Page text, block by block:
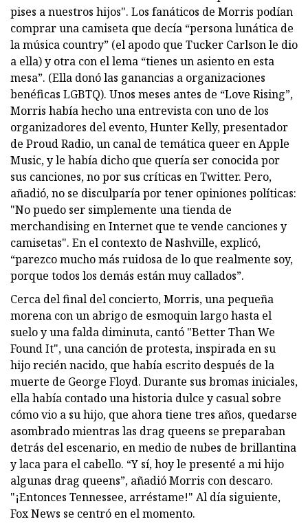
pises a nuestros hijos". Los fanáticos de Morris podían
comprar una camiseta que decía “persona lunática de
la música country” (el apodo que Tucker Carlson le dio
a ella) y otra con el lema “tienes un asiento en esta
mesa”. (Ella donó las ganancias a organizaciones
benéficas LGBTQ). Unos meses antes de “Love Rising”,
Morris había hecho una entrevista con uno de los
organizadores del evento, Hunter Kelly, presentador
de Proud Radio, un canal de temática queer en Apple
Music, y le había dicho que quería ser conocida por
sus canciones, no por sus críticas en Twitter. Pero,
añadió, no se disculparía por tener opiniones políticas:
"No puedo ser simplemente una tienda de
merchandising en Internet que te vende canciones y
camisetas". En el contexto de Nashville, explicó,
“parezco mucho más ruidosa de lo que realmente soy,
porque todos los demás están muy callados”.
Cerca del final del concierto, Morris, una pequeña
morena con un abrigo de esmoquin largo hasta el
suelo y una falda diminuta, cantó "Better Than We
Found It", una canción de protesta, inspirada en su
hijo recién nacido, que había escrito después de la
muerte de George Floyd. Durante sus bromas iniciales,
ella había contado una historia dulce y casual sobre
cómo vio a su hijo, que ahora tiene tres años, quedarse
asombrado mientras las drag queens se preparaban
detrás del escenario, en medio de nubes de brillantina
y laca para el cabello. “Y sí, hoy le presenté a mi hijo
algunas drag queens”, añadió Morris con descaro.
"¡Entonces Tennessee, arréstame!" Al día siguiente,
Fox News se centró en el momento.